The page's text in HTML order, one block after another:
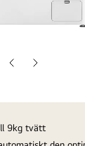
Föregående
Nästa
9kg tvätt